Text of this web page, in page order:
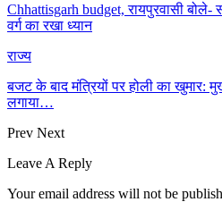
Chhattisgarh budget, रायपुरवासी
वर्ग का रखा ध्यान
राज्य
बजट के बाद मंत्रियों पर होली का खुमार:
लगाया…
Prev Next
Leave A Reply
Your email address will not be